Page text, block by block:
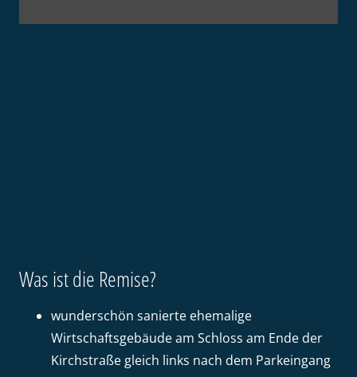
Was ist die Remise?
wunderschön sanierte ehemalige
Wirtschaftsgebäude am Schloss am Ende der
Kirchstraße gleich links nach dem Parkeingang